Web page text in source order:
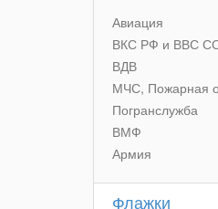
Авиация
ВКС РФ и ВВС
ВДВ
МЧС, Пожарная
Погранслужба
ВМФ
Армия
Флажки